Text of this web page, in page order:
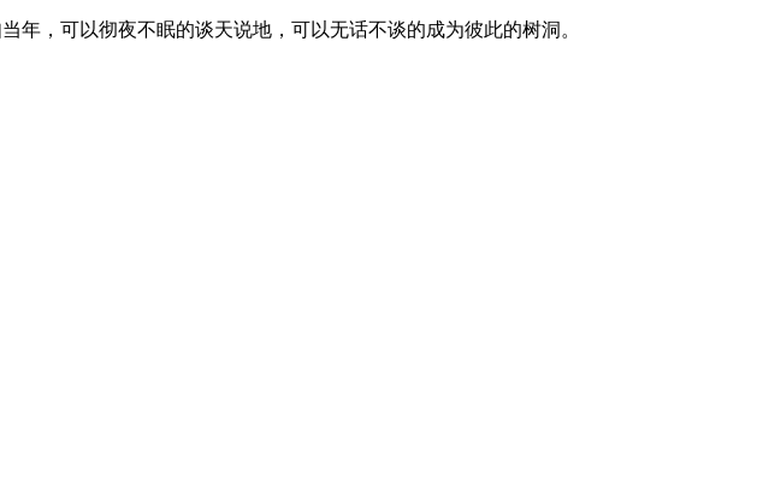
，可以彻夜不眠的谈天说地，可以无话不谈的成为彼此的树洞。